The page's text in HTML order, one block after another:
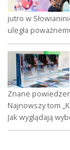
jutro w
uległa
Znane
Najnowszy tom
Jak wyglądają